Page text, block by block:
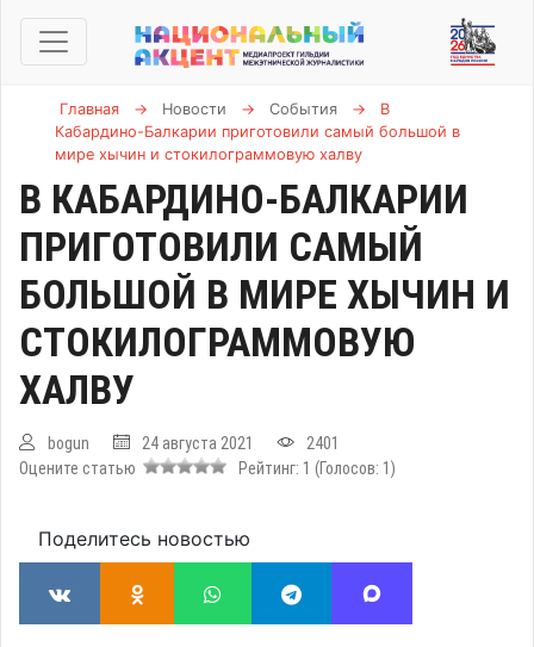
Главная → Новости → События →
В
Кабардино-Балкарии приготовили самый большой в
мире хычин и стокилограммовую халву
В КАБАРДИНО-БАЛКАРИИ
ПРИГОТОВИЛИ САМЫЙ
БОЛЬШОЙ В МИРЕ ХЫЧИН И
СТОКИЛОГРАММОВУЮ
ХАЛВУ
bogun 24 августа 2021
2401
Оцените статью
Рейтинг: 1 (Голосов: 1 )
Поделитесь новостью